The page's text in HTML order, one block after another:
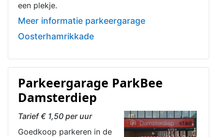
een plekje.
Meer informatie parkeergarage
Oosterhamrikkade
Parkeergarage ParkBee
Damsterdiep
Tarief € 1,50 per uur
Goedkoop parkeren in de